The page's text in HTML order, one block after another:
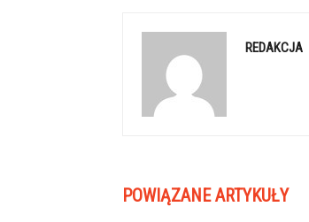
REDAKCJA
POWIĄZANE ARTYKUŁY